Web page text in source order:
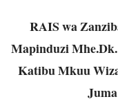
RAIS wa
Mapinduzi
Katibu Mkuu